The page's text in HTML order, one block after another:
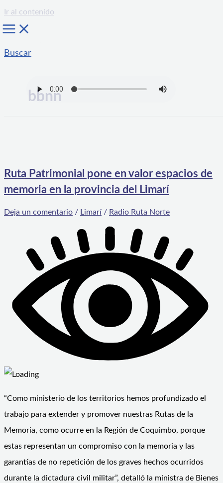
Ir al contenido
Buscar
bbnn
Ruta Patrimonial pone en valor espacios de
memoria en la provincia del Limarí
Deja un comentario / Limarí / Radio Ruta Norte
“Como ministerio de los territorios hemos profundizado el
trabajo para extender y promover nuestras Rutas de la
Memoria, como ocurre en la Región de Coquimbo, porque
estas representan un compromiso con la memoria y las
garantías de no repetición de los graves hechos ocurridos
durante la dictadura civil militar”, detalló la ministra de Bienes